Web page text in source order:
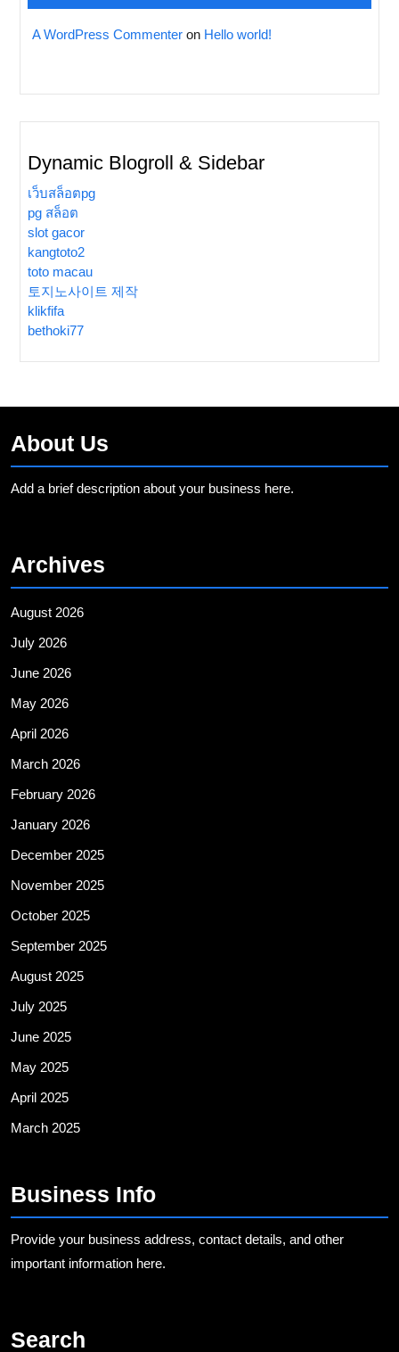
A WordPress Commenter on Hello world!
Dynamic Blogroll & Sidebar
เว็บสล็อตpg
pg สล็อต
slot gacor
kangtoto2
toto macau
토지노사이트 제작
klikfifa
bethoki77
About Us
Add a brief description about your business here.
Archives
August 2026
July 2026
June 2026
May 2026
April 2026
March 2026
February 2026
January 2026
December 2025
November 2025
October 2025
September 2025
August 2025
July 2025
June 2025
May 2025
April 2025
March 2025
Business Info
Provide your business address, contact details, and other
important information here.
Search